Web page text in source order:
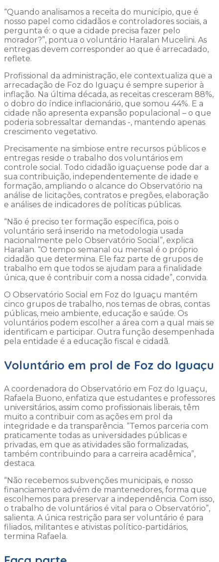
“Quando analisamos a receita do município, que é
nosso papel como cidadãos e controladores sociais, a
pergunta é: o que a cidade precisa fazer pelo
morador?”, pontua o voluntário Haralan Mucelini. As
entregas devem corresponder ao que é arrecadado,
reflete.
Profissional da administração, ele contextualiza que a
arrecadação de Foz do Iguaçu é sempre superior à
inflação. Na última década, as receitas cresceram 88%,
o dobro do índice inflacionário, que somou 44%. E a
cidade não apresenta expansão populacional – o que
poderia sobressaltar demandas -, mantendo apenas
crescimento vegetativo.
Precisamente na simbiose entre recursos públicos e
entregas reside o trabalho dos voluntários em
controle social. Todo cidadão iguaçuense pode dar a
sua contribuição, independentemente de idade e
formação, ampliando o alcance do Observatório na
análise de licitações, contratos e pregões, elaboração
e análises de indicadores de políticas públicas.
“Não é preciso ter formação específica, pois o
voluntário será inserido na metodologia usada
nacionalmente pelo Observatório Social”, explica
Haralan. “O tempo semanal ou mensal é o próprio
cidadão que determina. Ele faz parte de grupos de
trabalho em que todos se ajudam para a finalidade
única, que é contribuir com a nossa cidade”, convida.
O Observatório Social em Foz do Iguaçu mantém
cinco grupos de trabalho, nos temas de obras, contas
públicas, meio ambiente, educação e saúde. Os
voluntários podem escolher a área com a qual mais se
identificam e participar. Outra função desempenhada
pela entidade é a educação fiscal e cidadã.
Voluntário em prol de Foz do Iguaçu
A coordenadora do Observatório em Foz do Iguaçu,
Rafaela Buono, enfatiza que estudantes e professores
universitários, assim como profissionais liberais, têm
muito a contribuir com as ações em prol da
integridade e da transparência. “Temos parceria com
praticamente todas as universidades públicas e
privadas, em que as atividades são formalizadas,
também contribuindo para a carreira acadêmica”,
destaca.
“Não recebemos subvenções municipais, e nosso
financiamento advém de mantenedores, forma que
escolhemos para preservar a independência. Com isso,
o trabalho de voluntários é vital para o Observatório”,
salienta. A única restrição para ser voluntário é para
filiados, militantes e ativistas político-partidários,
termina Rafaela.